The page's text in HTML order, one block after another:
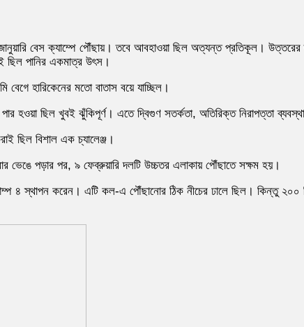
বেস ক্যাম্পে পৌঁছায়। তবে আবহাওয়া ছিল অত্যন্ত প্রতিকূল।
ছিল পানির একমাত্র উৎস।
হারিকেনের মতো বাতাস বয়ে যাচ্ছিল।
হওয়া ছিল খুবই ঝুঁকিপূর্ণ। এতে দ্বিগুণ সতর্কতা, অতিরিক্ত নিরাপত্তা
ছিল বিশাল এক চ্যালেঞ্জ।
ভেঙে পড়ার পর, ৯ ফেব্রুয়ারি দলটি উচ্চতর এলাকায় পৌঁছাতে সক্ষম হয়।
৪ স্থাপন করেন। এটি কল-এ পৌঁছানোর ঠিক নীচের ঢালে ছিল। কিন্তু ২০০